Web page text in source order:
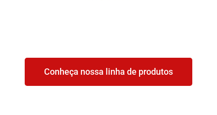
Conheça nossa linha de produtos